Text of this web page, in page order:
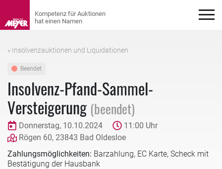
« Insolvenzauktionen und Liquidationen
Beendet
Insolvenz-Pfand-Sammel-
Versteigerung (beendet)
Donnerstag, 10.10.2024
11:00 Uhr
Rögen 60, 23843 Bad Oldesloe
Zahlungsmöglichkeiten: Barzahlung, EC Karte, Scheck mit
Bestätigung der Hausbank